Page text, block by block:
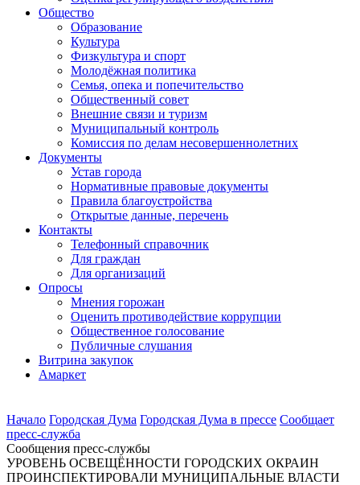
Общество
Образование
Культура
Физкультура и спорт
Молодёжная политика
Семья, опека и попечительство
Общественный совет
Внешние связи и туризм
Муниципальный контроль
Комиссия по делам несовершеннолетних
Документы
Устав города
Нормативные правовые документы
Правила благоустройства
Открытые данные, перечень
Контакты
Телефонный справочник
Для граждан
Для организаций
Опросы
Мнения горожан
Оценить противодействие коррупции
Общественное голосование
Публичные слушания
Витрина закупок
Амаркет
Начало Городская Дума Городская Дума в прессе Сообщает
пресс-cлужба
Сообщения пресс-службы
УРОВЕНЬ ОСВЕЩЁННОСТИ ГОРОДСКИХ ОКРАИН
ПРОИНСПЕКТИРОВАЛИ МУНИЦИПАЛЬНЫЕ ВЛАСТИ